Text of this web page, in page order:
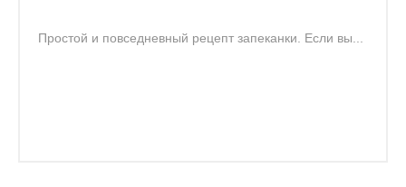
Простой и повседневный рецепт запеканки. Если вы...